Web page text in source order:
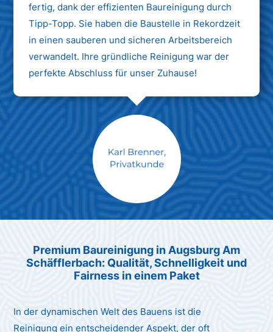
fertig, dank der effizienten Baureinigung durch
Tipp-Topp. Sie haben die Baustelle in Rekordzeit
in einen sauberen und sicheren Arbeitsbereich
verwandelt. Ihre gründliche Reinigung war der
perfekte Abschluss für unser Zuhause!
Max Mustermann
Premium Baureinigung in Augsburg Am
Schäfflerbach: Qualität, Schnelligkeit und
Fairness in einem Paket
In der dynamischen Welt des Bauens ist die
Reinigung ein entscheidender Aspekt, der oft